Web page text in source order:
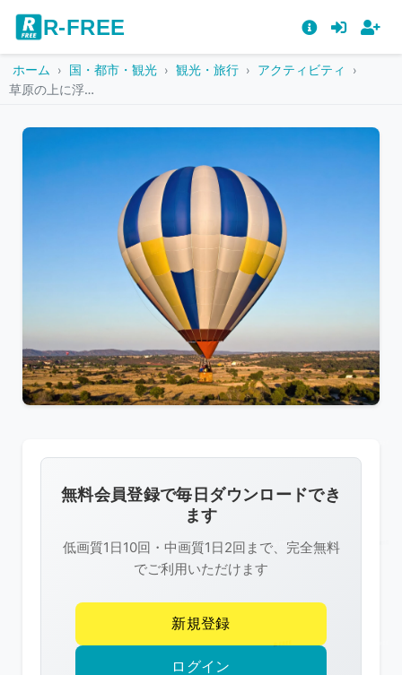
R-FREE
ホーム 国・都市・観光 観光・旅行
アクティビティ
草原の上に浮かぶ青と黄色の熱気球
像
は
R-
FREE
作
権
無料会員登録で毎日ダウンロードでき
ます
低画質1日10回・中画質1日2回まで、完全無料
でご利用いただけます
新規登録
ログイン